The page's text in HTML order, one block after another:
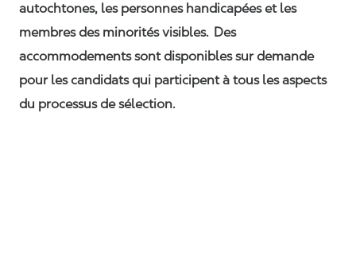
autochtones, les personnes handicapées et les
membres des minorités visibles. Des
accommodements sont disponibles sur demande
pour les candidats qui participent à tous les aspects
du processus de sélection.